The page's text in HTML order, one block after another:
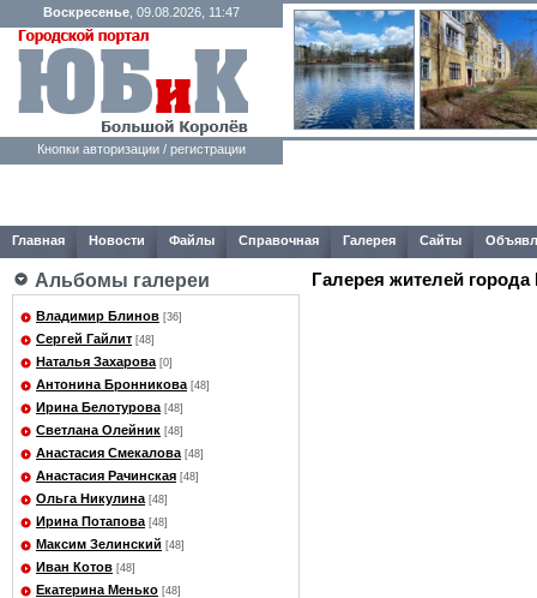
Воскресенье , 09.08.2026, 11:47
Кнопки авторизации / регистрации
Главная Новости Файлы Справочная Галерея Сайты
Альбомы галереи
Владимир Блинов [36]
Сергей Гайлит [48]
Наталья Захарова [0]
Антонина Бронникова [48]
Ирина Белотурова [48]
Светлана Олейник [48]
Анастасия Смекалова [48]
Анастасия Рачинская [48]
Ольга Никулина [48]
Ирина Потапова [48]
Максим Зелинский [48]
Иван Котов [48]
Екатерина Менько [48]
Галерея жителей города